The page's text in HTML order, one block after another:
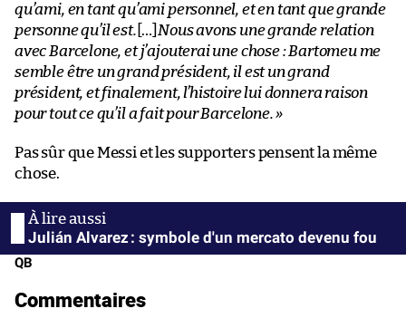
qu’ami, en tant qu’ami personnel, et en tant que grande
personne qu’il est. […] Nous avons une grande relation
avec Barcelone, et j’ajouterai une chose : Bartomeu me
semble être un grand président, il est un grand
président, et finalement, l’histoire lui donnera raison
pour tout ce qu’il a fait pour Barcelone. »
Pas sûr que Messi et les supporters pensent la même
chose.
Julián Alvarez : symbole d'un mercato devenu fou
QB
Commentaires